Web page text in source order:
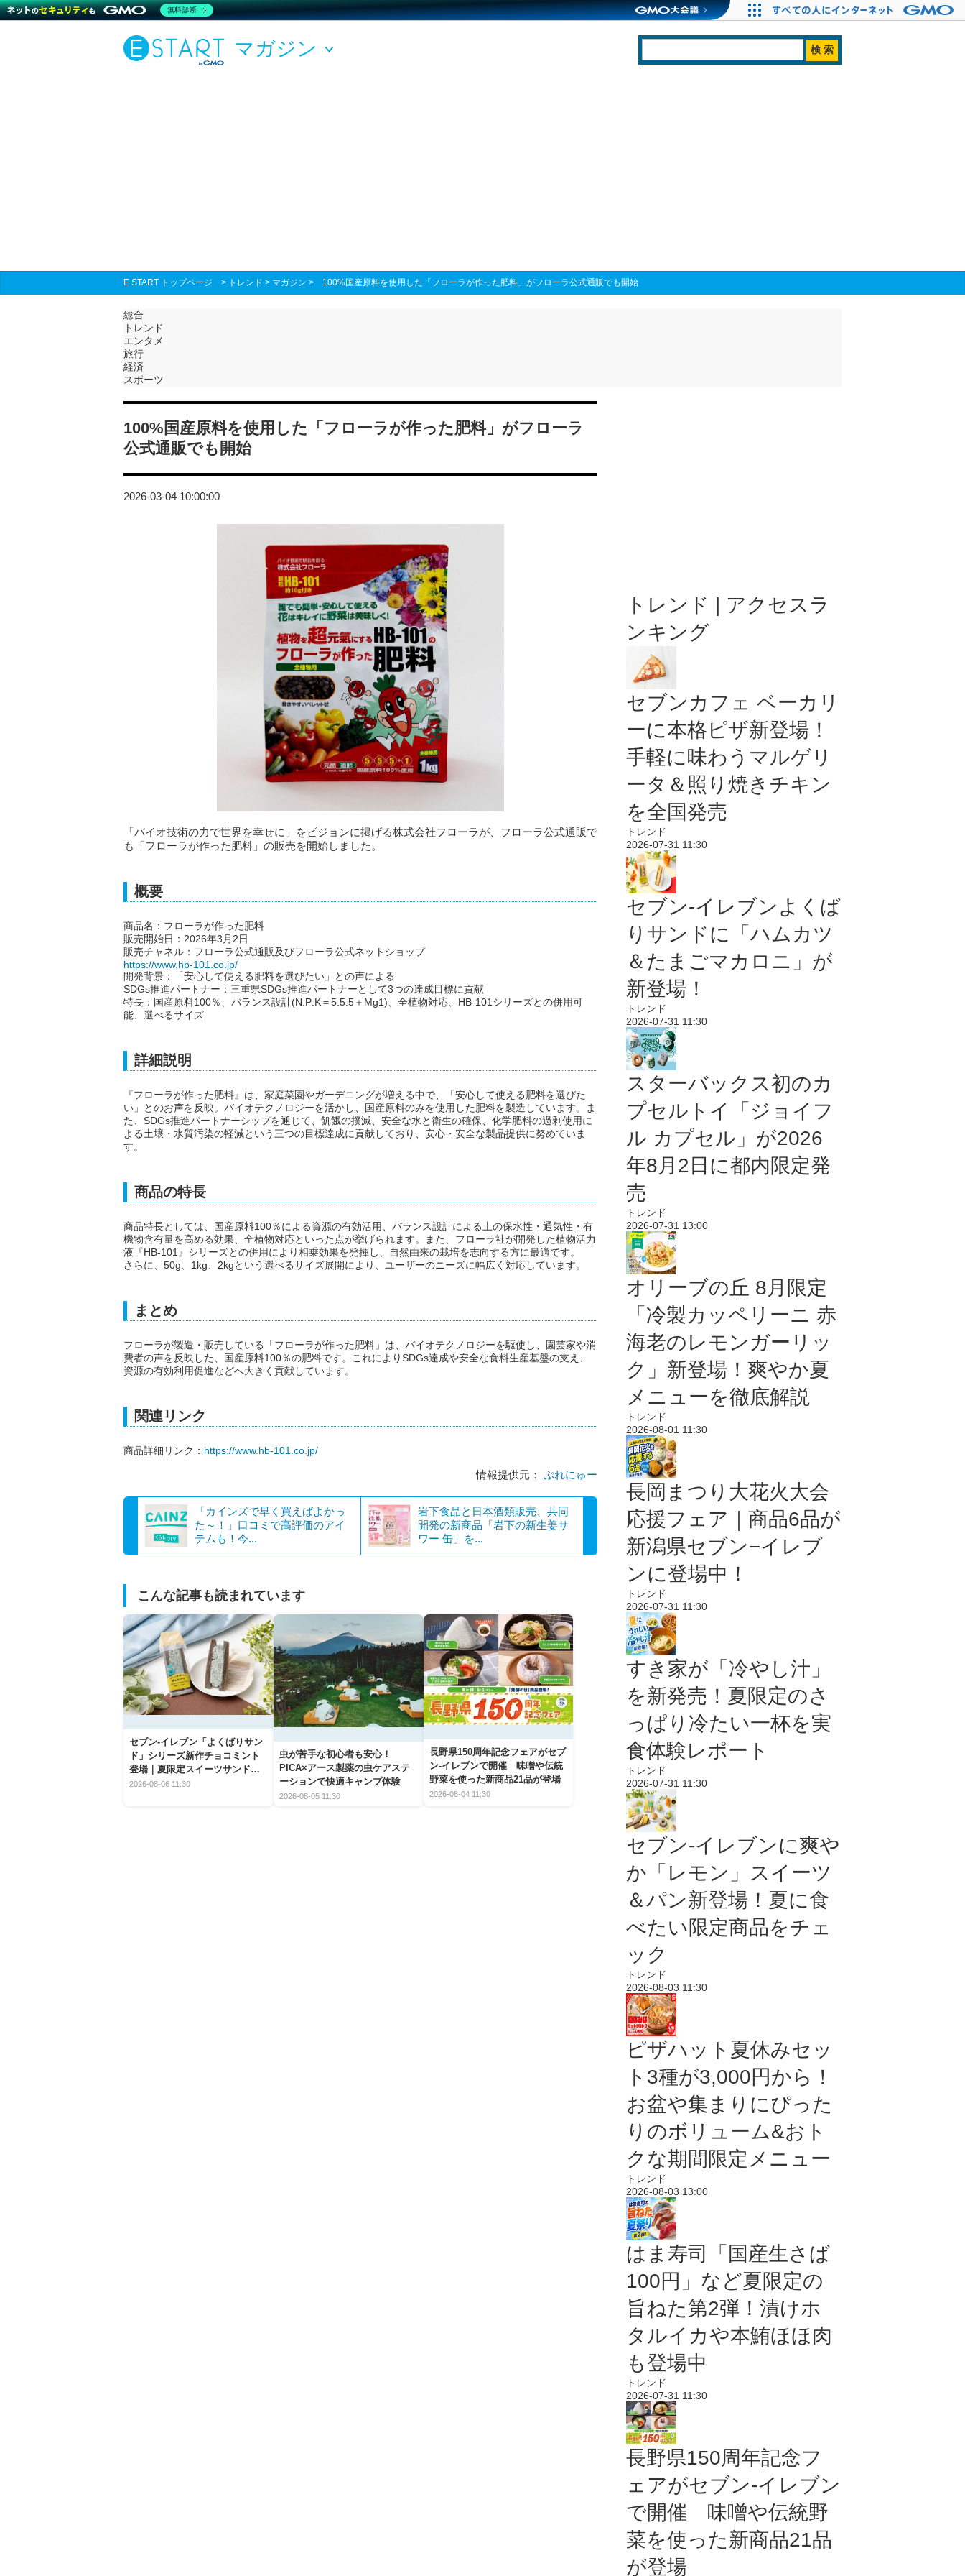
マガジン
E START トップページ > トレンド > マガジン > 100%国産原料を使用した「フローラが作った肥料」がフローラ公式通販でも開始
総合
トレンド
エンタメ
旅行
経済
スポーツ
100%国産原料を使用した「フローラが作った肥料」がフローラ
公式通販でも開始
2026-03-04 10:00:00
「バイオ技術の力で世界を幸せに」をビジョンに掲げる株式会社フローラが、フローラ公式通販で
も「フローラが作った肥料」の販売を開始しました。
概要
商品名：フローラが作った肥料
販売開始日：2026年3月2日
販売チャネル：フローラ公式通販及びフローラ公式ネットショップ
https://www.hb-101.co.jp/
開発背景：「安心して使える肥料を選びたい」との声による
SDGs推進パートナー：三重県SDGs推進パートナーとして3つの達成目標に貢献
特長：国産原料100％、バランス設計(N:P:K＝5:5:5＋Mg1)、全植物対応、HB-101シリーズとの併用可
能、選べるサイズ
詳細説明
『フローラが作った肥料』は、家庭菜園やガーデニングが増える中で、「安心して使える肥料を選びた
い」とのお声を反映。バイオテクノロジーを活かし、国産原料のみを使用した肥料を製造しています。ま
た、SDGs推進パートナーシップを通じて、飢餓の撲滅、安全な水と衛生の確保、化学肥料の過剰使用に
よる土壌・水質汚染の軽減という三つの目標達成に貢献しており、安心・安全な製品提供に努めていま
す。
商品の特長
商品特長としては、国産原料100％による資源の有効活用、バランス設計による土の保水性・通気性・有
機物含有量を高める効果、全植物対応といった点が挙げられます。また、フローラ社が開発した植物活力
液『HB-101』シリーズとの併用により相乗効果を発揮し、自然由来の栽培を志向する方に最適です。
さらに、50g、1kg、2kgという選べるサイズ展開により、ユーザーのニーズに幅広く対応しています。
まとめ
フローラが製造・販売している「フローラが作った肥料」は、バイオテクノロジーを駆使し、園芸家や消
費者の声を反映した、国産原料100％の肥料です。これによりSDGs達成や安全な食料生産基盤の支え、
資源の有効利用促進などへ大きく貢献しています。
関連リンク
商品詳細リンク： https://www.hb-101.co.jp/
情報提供元： ぷれにゅー
「カインズで早く買えばよかっ
た～！」口コミで高評価のアイ
テムも！今...
岩下食品と日本酒類販売、共同
開発の新商品「岩下の新生姜サ
ワー 缶」を...
こんな記事も読まれています
セブン‐イレブン「よくばりサン
ド」シリーズ新作チョコミント
登場｜夏限定スイーツサンドの
爽快な魅力
2026-08-06 11:30
虫が苦手な初心者も安心！
PICA×アース製薬の虫ケアステ
ーションで快適キャンプ体験
2026-08-05 11:30
長野県150周年記念フェアがセブ
ン-イレブンで開催 味噌や伝統
野菜を使った新商品21品が登場
2026-08-04 11:30
トレンド | アクセスラ
ンキング
セブンカフェ ベーカリ
ーに本格ピザ新登場！
手軽に味わうマルゲリ
ータ＆照り焼きチキン
を全国発売
トレンド
2026-07-31 11:30
セブン‐イレブンよくば
りサンドに「ハムカツ
＆たまごマカロニ」が
新登場！
トレンド
2026-07-31 11:30
スターバックス初のカ
プセルトイ「ジョイフ
ル カプセル」が2026
年8月2日に都内限定発
売
トレンド
2026-07-31 13:00
オリーブの丘 8月限定
「冷製カッペリーニ 赤
海老のレモンガーリッ
ク」新登場！爽やか夏
メニューを徹底解説
トレンド
2026-08-01 11:30
長岡まつり大花火大会
応援フェア｜商品6品が
新潟県セブン−イレブ
ンに登場中！
トレンド
2026-07-31 11:30
すき家が「冷やし汁」
を新発売！夏限定のさ
っぱり冷たい一杯を実
食体験レポート
トレンド
2026-07-31 11:30
セブン‐イレブンに爽や
か「レモン」スイーツ
＆パン新登場！夏に食
べたい限定商品をチェ
ック
トレンド
2026-08-03 11:30
ピザハット夏休みセッ
ト3種が3,000円から！
お盆や集まりにぴった
りのボリューム&おト
クな期間限定メニュー
トレンド
2026-08-03 13:00
はま寿司「国産生さば
100円」など夏限定の
旨ねた第2弾！漬けホ
タルイカや本鮪ほほ肉
も登場中
トレンド
2026-07-31 11:30
長野県150周年記念フ
ェアがセブン-イレブン
で開催 味噌や伝統野
菜を使った新商品21品
が登場
無料診断